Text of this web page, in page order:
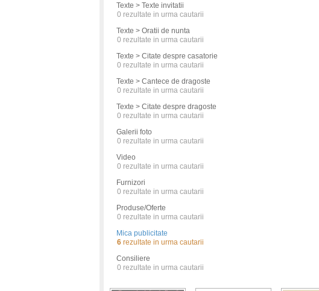
Texte > Texte invitatii
0 rezultate in urma cautarii
Texte > Oratii de nunta
0 rezultate in urma cautarii
Texte > Citate despre casatorie
0 rezultate in urma cautarii
Texte > Cantece de dragoste
0 rezultate in urma cautarii
Texte > Citate despre dragoste
0 rezultate in urma cautarii
Galerii foto
0 rezultate in urma cautarii
Video
0 rezultate in urma cautarii
Furnizori
0 rezultate in urma cautarii
Produse/Oferte
0 rezultate in urma cautarii
Mica publicitate
6 rezultate in urma cautarii
Consiliere
0 rezultate in urma cautarii